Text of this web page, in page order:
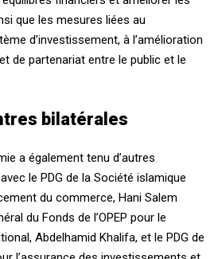
que les mesures liées au
d’investissement, à l’amélioration
de partenariat entre le public et le
bilatérales
a également tenu d’autres
le PDG de la Société islamique
du commerce, Hani Salem
du Fonds de l’OPEP pour le
Abdelhamid Khalifa, et le PDG de